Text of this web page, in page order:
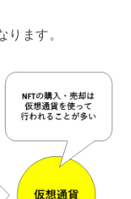
ます。